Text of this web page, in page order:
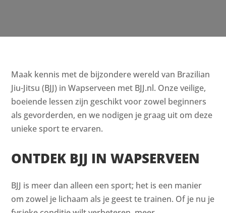
Maak kennis met de bijzondere wereld van Brazilian
Jiu-Jitsu (BJJ) in Wapserveen met BJJ.nl. Onze veilige,
boeiende lessen zijn geschikt voor zowel beginners
als gevorderden, en we nodigen je graag uit om deze
unieke sport te ervaren.
ONTDEK BJJ IN WAPSERVEEN
BJJ is meer dan alleen een sport; het is een manier
om zowel je lichaam als je geest te trainen. Of je nu je